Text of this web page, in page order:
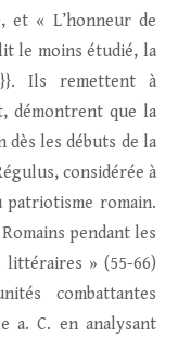
et « L’honneur de
le moins étudié, la
Ils remettent à
démontrent que la
les débuts de la
considérée à
romain.
pendant les
littéraires » (55-66)
combattantes
a. C. en analysant